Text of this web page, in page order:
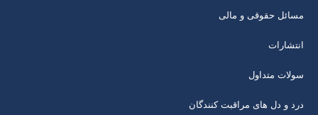
مسائل حقوقی و مالی
انتشارات
سولات متداول
درد و دل های مراقبت کنندگان